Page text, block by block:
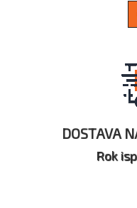
DOSTAVA
Rok